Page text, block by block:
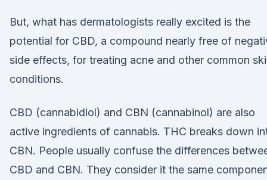
But, what has dermatologists really excited is the
potential for CBD, a compound nearly free of
side effects, for treating acne and other common
conditions.
CBD (cannabidiol) and CBN (cannabinol) are also
active ingredients of cannabis. THC breaks down
CBN. People usually confuse the differences
CBD and CBN. They consider it the same